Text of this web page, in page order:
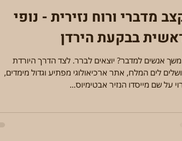
מדברי ורוח נזירית - נופי
בבקעת הירדן
אנשים למדבר? יוצאים לברר. לצד הדרך היורדת
לים המלח, אתר ארכיאולוגי מפתיע וגדול מימדים,
על שם מייסדו הנזיר אבטימיוס...